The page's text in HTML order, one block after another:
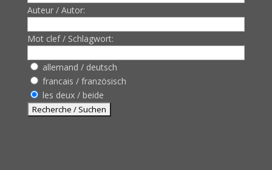
Auteur / Autor:
Mot clef / Schlagwort:
allemand / deutsch
francais / französisch
les deux / beide